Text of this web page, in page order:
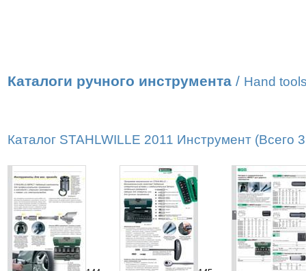
Каталоги ручного инструмента / Hand
Каталог STAHLWILLE 2011 Инструмент (Всего